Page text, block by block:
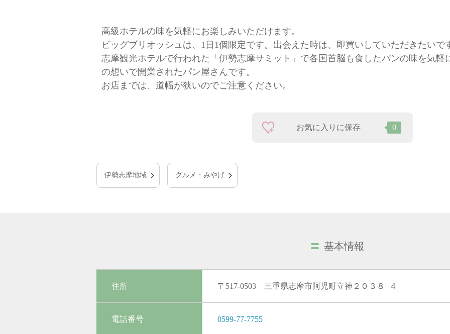
高級ホテルの味を気軽にお楽しみいただけます。
ビッグブリオッシュは、1日1個限定です。出会えた時は、即買いしていただきたいで
志摩観光ホテルで行われた「伊勢志摩サミット」で各国首脳も食したパンの味を気軽
の想いで開業されたパン屋さんです。
お店までは、道幅が狭いのでご注意ください。
お気に入りに保存 0
伊勢志摩地域 グルメ・みやげ
基本情報
住所 〒517-0503 三重県志摩市阿児町立神２０３８−４
電話番号 0599-77-7755